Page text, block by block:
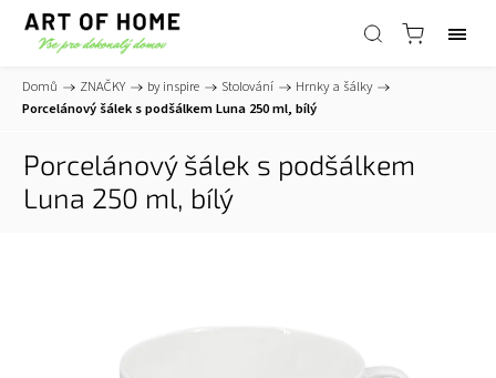
Domů / ZNAČKY / by inspire / Stolování / Hrnky a šálky /
Porcelánový šálek s podšálkem Luna 250 ml, bílý
Porcelánový šálek s podšálkem
Luna 250 ml, bílý